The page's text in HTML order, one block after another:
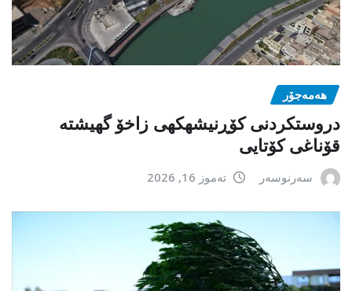
هەمەجۆر
دروستکردنی کۆڕنیشهكهی زاخۆ گهیشته
قۆناغی کۆتایی
سەرنوسەر تەموز 16, 2026